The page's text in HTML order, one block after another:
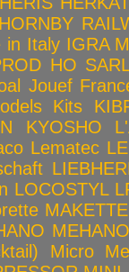
HORNBY
in Italy IGRA
HO
Jouef
Kits
KYOSHO
Lematec
LOCOSTYL
MAKETTE
Micro